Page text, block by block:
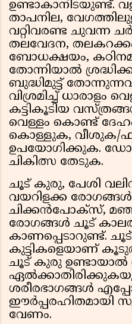
ഉണ്ടാകാനിടയുണ്ട്.
താപനില,
വറ്റിവരണ്ട ചുവന്ന
തലവേദന,
ബോധക്ഷയം,
തോന്നിയാല്‍
ബുദ്ധിമുട്ട്
വിശ്രമിച്ച് ധാരാളം
കട്ടികൂടിയ
വെള്ളം കൊണ്ട്
കൊള്ളുക, വീശുക/
ഉപയോഗിക്കുക.
ചികിത്സ തേടുക.
ചൂട് കുരു, പേശി
വയറിളക്ക
ചിക്കന്‍പോക്‌സ്,
രോഗങ്ങള്‍ ചൂട്
കാണപ്പെടാറുണ്ട്.
കുട്ടികളെയാണ്
ചൂട് കുരു ഉണ്ടായാല്‍
ശരീരഭാഗങ്ങള്‍
ഈര്‍പ്പരഹിതമായി
വേണം.